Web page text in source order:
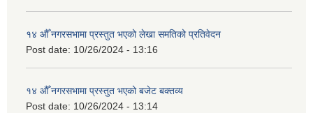
१४ औँ नगरसभामा प्रस्तुत भएको लेखा समतिको प्रतिवेदन
Post date: 10/26/2024 - 13:16
१४ औँ नगरसभामा प्रस्तुत भएको बजेट बक्तव्य
Post date: 10/26/2024 - 13:14